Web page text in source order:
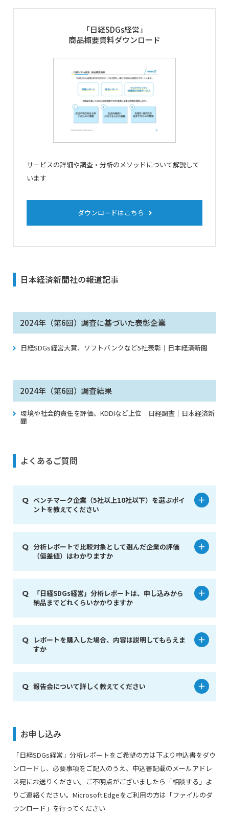
「日経SDGs経営」
商品概要資料ダウンロード
サービスの詳細や調査・分析のメソッドについて解説して
います
ダウンロードはこちら
日本経済新聞社の報道記事
2024年（第6回）調査に基づいた表彰企業
日経SDGs経営大賞、ソフトバンクなど5社表彰｜日本経済新聞
2024年（第6回）調査結果
環境や社会的責任を評価、KDDIなど上位 日経調査｜日本経済新
聞
よくあるご質問
ベンチマーク企業（5社以上10社以下）を選ぶポイ
ントを教えてください
分析レポートで比較対象として選んだ企業の評価
（偏差値）はわかりますか
「日経SDGs経営」分析レポートは、申し込みから
納品までどれくらいかかりますか
レポートを購入した場合、内容は説明してもらえま
すか
報告会について詳しく教えてください
お申し込み
「日経SDGs経営」分析レポートをご希望の方は下より申込書をダウ
ンロードし、必要事項をご記入のうえ、申込書記載のメールアドレ
ス宛にお送りください。ご不明点がございましたら「相談する」よ
りご連絡ください。Microsoft Edgeをご利用の方は「ファイルのダ
ウンロード」を行ってください